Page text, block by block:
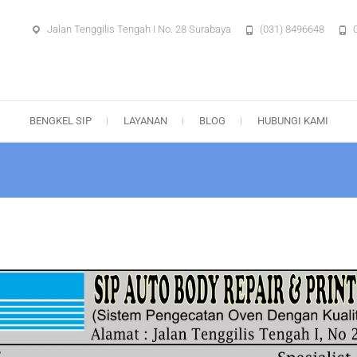
Jalan Tenggilis Tengah I No. 28 Surabaya (031) 8496648
BENGKEL SIP LAYANAN BLOG HUBUNGI KAMI